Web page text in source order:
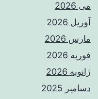
می 2026
آوریل 2026
مارس 2026
فوریه 2026
ژانویه 2026
دسامبر 2025